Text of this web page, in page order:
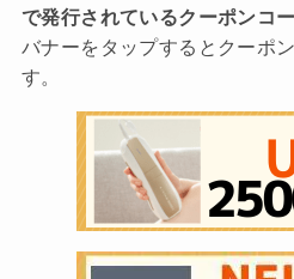
で発行されているクーポンコ
バナーをタップするとクーポ
す。